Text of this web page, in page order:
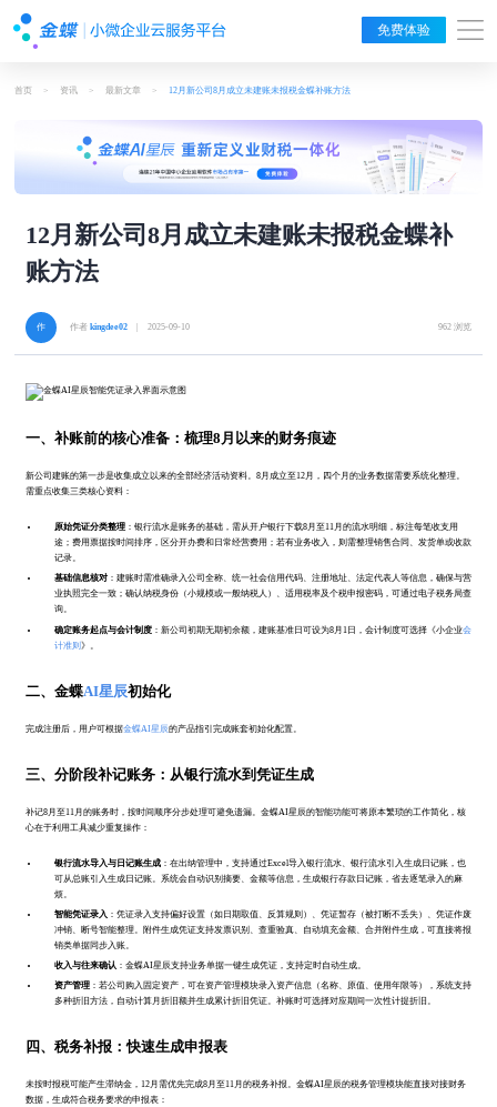
免费体验
首页 > 资讯 > 最新文章 > 12月新公司8月成立未建账未报税金蝶补账方法
12月新公司8月成立未建账未报税金蝶补
账方法
作者kingdee02 | 2025-09-10 962 浏览
一、补账前的核心准备：梳理8月以来的财务痕迹
新公司建账的第一步是收集成立以来的全部经济活动资料。8月成立至12月，四个月的业务数据需要系统化整理。
需重点收集三类核心资料：
原始凭证分类整理：银行流水是账务的基础，需从开户银行下载8月至11月的流水明细，标注每笔收支用
途；费用票据按时间排序，区分开办费和日常经营费用；若有业务收入，则需整理销售合同、发货单或收款
记录。
基础信息核对：建账时需准确录入公司全称、统一社会信用代码、注册地址、法定代表人等信息，确保与营
业执照完全一致；确认纳税身份（小规模或一般纳税人）、适用税率及个税申报密码，可通过电子税务局查
询。
确定账务起点与会计制度：新公司初期无期初余额，建账基准日可设为8月1日，会计制度可选择《小企业会
计准则》。
二、金蝶AI星辰初始化
完成注册后，用户可根据金蝶AI星辰的产品指引完成账套初始化配置。
三、分阶段补记账务：从银行流水到凭证生成
补记8月至11月的账务时，按时间顺序分步处理可避免遗漏。金蝶AI星辰的智能功能可将原本繁琐的工作简化，核
心在于利用工具减少重复操作：
银行流水导入与日记账生成：在出纳管理中，支持通过Excel导入银行流水、银行流水引入生成日记账，也
可从总账引入生成日记账。系统会自动识别摘要、金额等信息，生成银行存款日记账，省去逐笔录入的麻
烦。
智能凭证录入 ：凭证录入支持偏好设置（如日期取值、反算规则）、凭证暂存（被打断不丢失）、凭证作废
冲销、断号智能整理。附件生成凭证支持发票识别、查重验真、自动填充金额、合并附件生成，可直接将报
销类单据同步入账。
收入与往来确认：金蝶AI星辰支持业务单据一键生成凭证，支持定时自动生成。
资产管理：若公司购入固定资产，可在资产管理模块录入资产信息（名称、原值、使用年限等），系统支持
多种折旧方法，自动计算月折旧额并生成累计折旧凭证。补账时可选择对应期间一次性计提折旧。
四、税务补报：快速生成申报表
未按时报税可能产生滞纳金，12月需优先完成8月至11月的税务补报。金蝶AI星辰的税务管理模块能直接对接财务
数据，生成符合税务要求的申报表：